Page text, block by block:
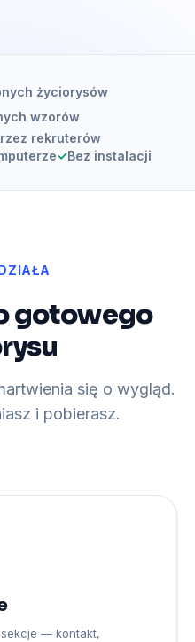
życiorysów
wzorów
rekruterów
✓Bez instalacji
gotowego
się o wygląd.
i pobierasz.
— kontakt,